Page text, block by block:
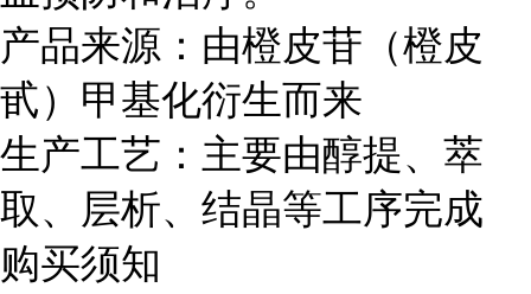
产品来源：由橙皮苷（橙皮
甙）甲基化衍生而来
生产工艺：主要由醇提、萃
取、层析、结晶等工序完成
购买须知